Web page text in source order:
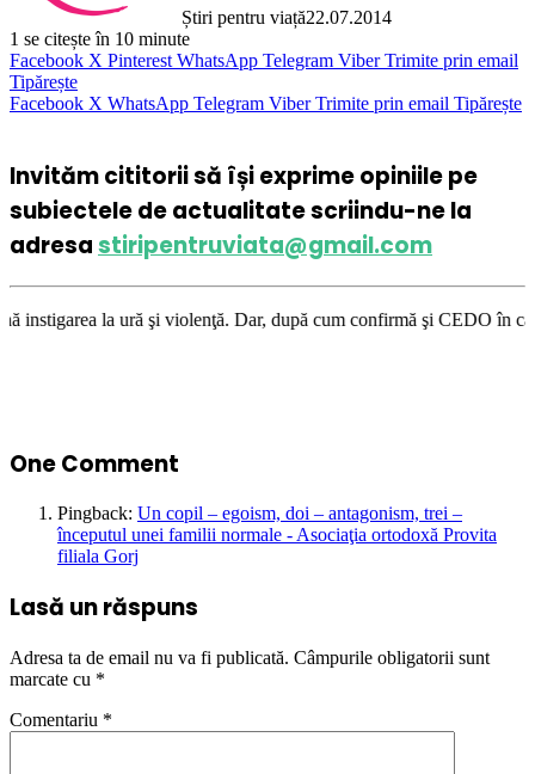
Știri pentru viață22.07.2014
1 se citește în 10 minute
Facebook X Pinterest WhatsApp Telegram Viber Trimite prin email
Tipărește
Facebook X WhatsApp Telegram Viber Trimite prin email Tipărește
Invităm cititorii să își exprime opiniile pe
subiectele de actualitate scriindu-ne la
adresastiripentruviata@gmail.com
şi violenţă. Dar, după cum confirmă şi CEDO în cazul
One Comment
Pingback: Un copil – egoism, doi – antagonism, trei –
începutul unei familii normale - Asociaţia ortodoxă Provita
filiala Gorj
Lasă un răspuns
Adresa ta de email nu va fi publicată. Câmpurile obligatorii sunt
marcate cu *
Comentariu *